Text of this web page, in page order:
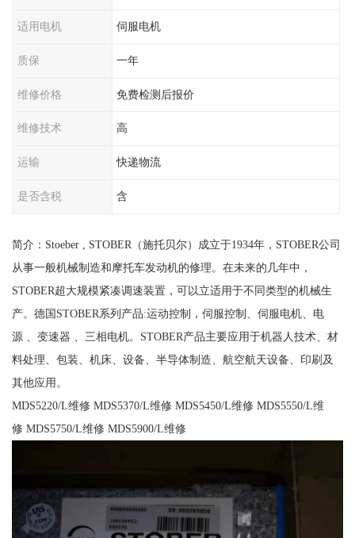
适用电机 伺服电机
质保 一年
维修价格 免费检测后报价
维修技术 高
运输 快递物流
是否含税 含
简介：Stoeber , STOBER（施托贝尔）成立于1934年，STOBER公司
从事一般机械制造和摩托车发动机的修理。在未来的几年中，
STOBER超大规模紧凑调速装置，可以立适用于不同类型的机械生
产。德国STOBER系列产品:运动控制，伺服控制、伺服电机、电
源 、变速器 、三相电机。STOBER产品主要应用于机器人技术、材
料处理、包装、机床、设备、半导体制造、航空航天设备、印刷及
其他应用。
MDS5220/L维修 MDS5370/L维修 MDS5450/L维修 MDS5550/L维
修 MDS5750/L维修 MDS5900/L维修